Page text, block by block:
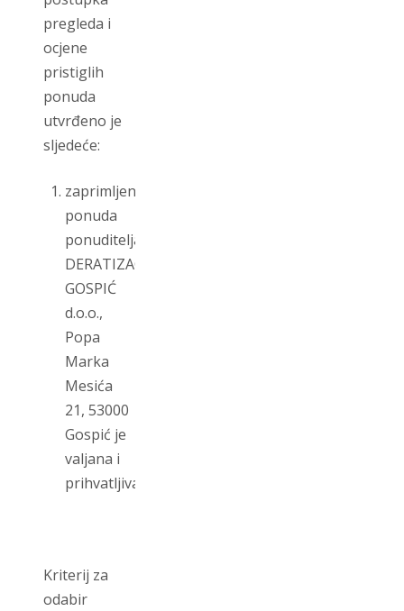
pregleda i
ocjene
pristiglih
ponuda
utvrđeno je
sljedeće:
zaprimljena
ponuda
ponuditelja
DERATIZACIJA
GOSPIĆ
d.o.o.,
Popa
Marka
Mesića
21, 53000
Gospić je
valjana i
prihvatljiva.
Kriterij za
odabir